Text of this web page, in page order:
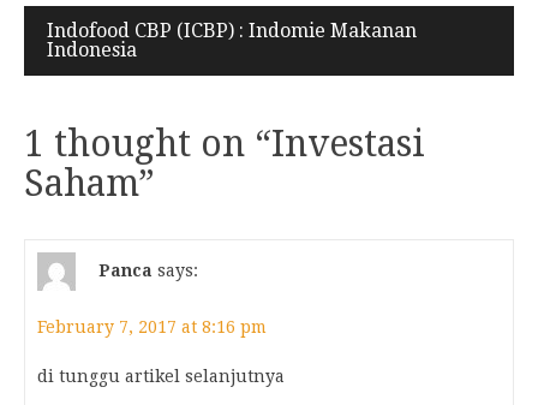
Post
navigation
Indofood CBP (ICBP) : Indomie Makanan
Indonesia
1 thought on “Investasi
Saham”
Panca says:
February 7, 2017 at 8:16 pm
di tunggu artikel selanjutnya